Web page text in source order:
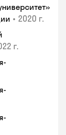
• 2020 г.
г.